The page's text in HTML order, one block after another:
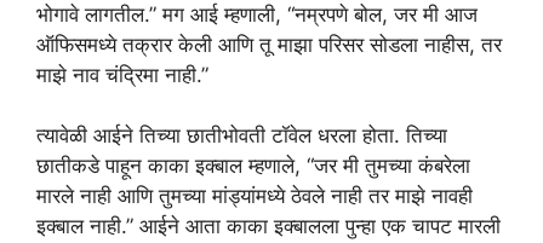
भोगावे लागतील.” मग आई म्हणाली, “नम्रपणे बोल, जर मी आज
ऑफिसमध्ये तक्रार केली आणि तू माझा परिसर सोडला नाहीस, तर
माझे नाव चंद्रिमा नाही.”
त्यावेळी आईने तिच्या छातीभोवती टॉवेल धरला होता. तिच्या
छातीकडे पाहून काका इक्बाल म्हणाले, “जर मी तुमच्या कंबरेला
मारले नाही आणि तुमच्या मांड्यांमध्ये ठेवले नाही तर माझे नावही
इक्बाल नाही.” आईने आता काका इक्बालला पुन्हा एक चापट मारली